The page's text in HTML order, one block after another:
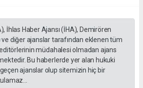
İhlas Haber Ajansı (İHA), Demirören
ve diğer ajanslar tarafından eklenen tüm
müdahalesi olmadan ajans
Bu haberlerde yer alan hukuki
ajanslar olup sitemizin hiç bir